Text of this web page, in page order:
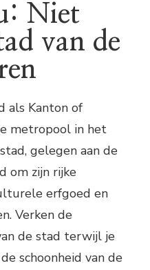
Niet
van de
als Kanton of
metropool in het
gelegen aan de
om zijn rijke
erfgoed en
Verken de
de stad terwijl je
schoonheid van de